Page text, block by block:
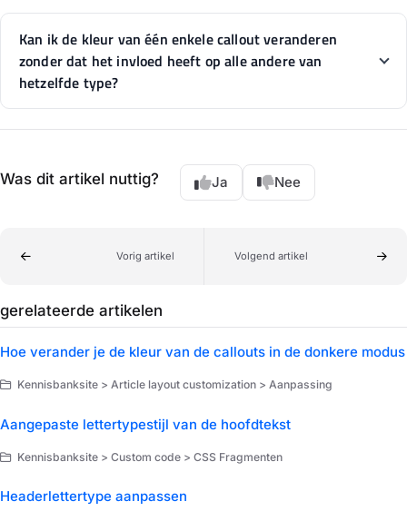
Kan ik de kleur van één enkele callout veranderen
zonder dat het invloed heeft op alle andere van
hetzelfde type?
Was dit artikel nuttig? Ja Nee
Vorig artikel Volgend artikel
gerelateerde artikelen
Hoe verander je de kleur van de callouts in de donkere modus
Kennisbanksite > Article layout customization > Aanpassing
Aangepaste lettertypestijl van de hoofdtekst
Kennisbanksite > Custom code > CSS Fragmenten
Headerlettertype aanpassen